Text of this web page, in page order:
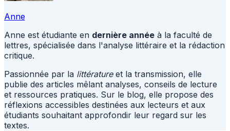
Anne
Anne est étudiante en dernière année à la faculté de
lettres, spécialisée dans l'analyse littéraire et la rédaction
critique.
Passionnée par la littératureet la transmission, elle
publie des articles mêlant analyses, conseils de lecture
et ressources pratiques. Sur le blog, elle propose des
réflexions accessibles destinées aux lecteurs et aux
étudiants souhaitant approfondir leur regard sur les
textes.